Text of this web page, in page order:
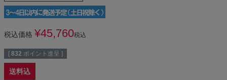
税込価格 ¥45,760税込
[ 832 ポイント進呈 ]
送料込